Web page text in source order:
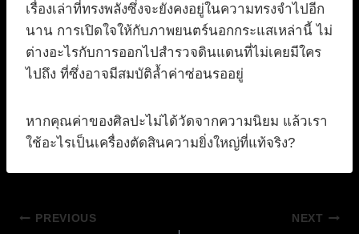
เรื่องเล่าที่ทรงพลังซึ่งจะยังคงอยู่ในความทรงจำไปอีก
นาน การเปิดใจให้กับภาพยนตร์นอกกระแสเหล่านี้ ไม่
ต่างอะไรกับการออกไปสำรวจดินแดนที่ไม่เคยมีใคร
ไปถึง ที่ซึ่งอาจมีสมบัติล้ำค่าซ่อนรออยู่
หากคุณค่าของศิลปะไม่ได้วัดจากความนิยม แล้วเรา
ใช้อะไรเป็นเครื่องตัดสินความยิ่งใหญ่ที่แท้จริง?
แนะแนว
PREVIOUS NEXT